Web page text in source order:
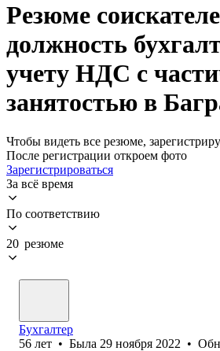
Резюме
должность
учету НДС с
занятостью в
Чтобы видеть все резюме,
После регистрации откроем фото
Зарегистрироваться
За всё время
По соответствию
20 резюме
Бухгалтер
56 лет • Была 29 ноября 2022 •